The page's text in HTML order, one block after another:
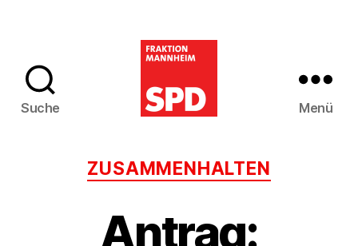
Suche
Mannheim
Menü
Kategorien
ZUSAMMENHALTEN
Antrag: